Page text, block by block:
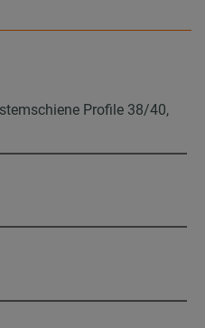
Profile 38/40,